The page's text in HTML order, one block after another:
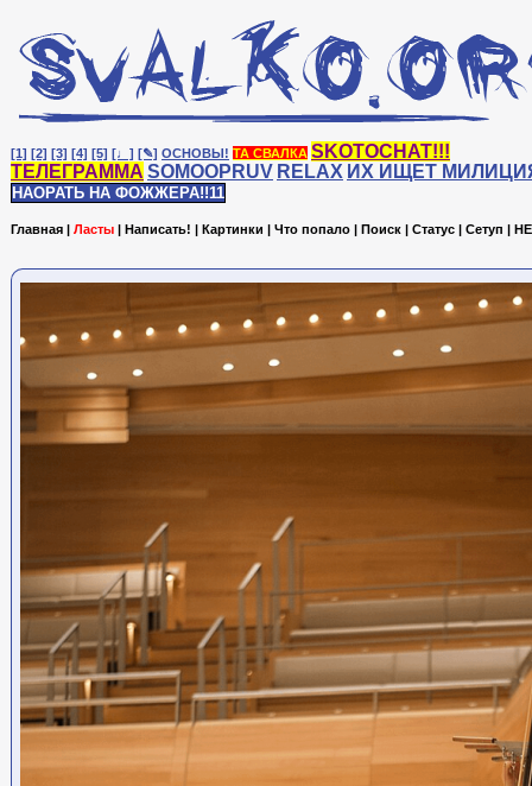
[1] [2] [3] [4] [5] [♩] [✎] ОСНОВЫ! ТА СВАЛКА SKOTOCHAT!!!
ТЕЛЕГРАММА SOMOOPRUV RELAX ИХ ИЩЕТ
НАОРАТЬ НА ФОЖЖЕРА!!11
Главная | Ласты | Написать! | Картинки | Что попало | Поиск | Статус | Сетуп |